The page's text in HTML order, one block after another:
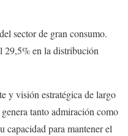
sector de gran consumo.
29,5% en la distribución
y visión estratégica de largo
tanto admiración como
capacidad para mantener el